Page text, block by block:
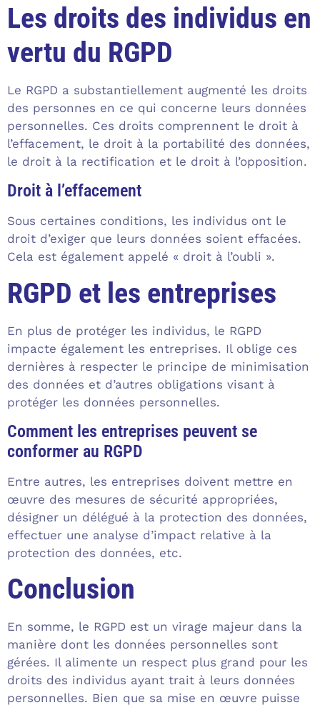
Les droits des individus en
vertu du RGPD
Le RGPD a substantiellement augmenté les droits
des personnes en ce qui concerne leurs données
personnelles. Ces droits comprennent le droit à
l’effacement, le droit à la portabilité des données,
le droit à la rectification et le droit à l’opposition.
Droit à l’effacement
Sous certaines conditions, les individus ont le
droit d’exiger que leurs données soient effacées.
Cela est également appelé « droit à l’oubli ».
RGPD et les entreprises
En plus de protéger les individus, le RGPD
impacte également les entreprises. Il oblige ces
dernières à respecter le principe de minimisation
des données et d’autres obligations visant à
protéger les données personnelles.
Comment les entreprises peuvent se
conformer au RGPD
Entre autres, les entreprises doivent mettre en
œuvre des mesures de sécurité appropriées,
désigner un délégué à la protection des données,
effectuer une analyse d’impact relative à la
protection des données, etc.
Conclusion
En somme, le RGPD est un virage majeur dans la
manière dont les données personnelles sont
gérées. Il alimente un respect plus grand pour les
droits des individus ayant trait à leurs données
personnelles. Bien que sa mise en œuvre puisse